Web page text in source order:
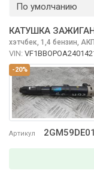
По умолчанию
-20%
Артикул 2GM59DE01
КАТУШКА
хэтчбек, 1,4 бензин,
VIN: